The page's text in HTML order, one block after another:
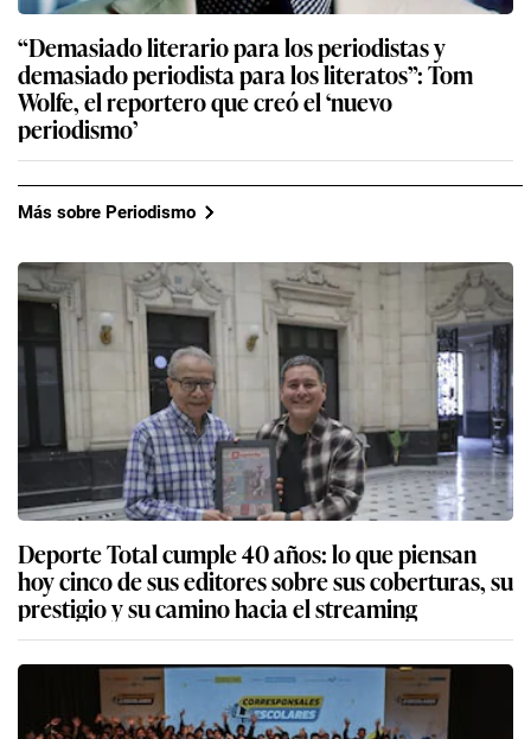
“Demasiado literario para los periodistas y
demasiado periodista para los literatos”: Tom
Wolfe, el reportero que creó el ‘nuevo
periodismo’
Más sobre Periodismo
Deporte Total cumple 40 años: lo que piensan
hoy cinco de sus editores sobre sus coberturas, su
prestigio y su camino hacia el streaming